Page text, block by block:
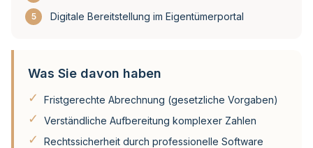
5 Digitale Bereitstellung im Eigentümerportal
Was Sie davon haben
✓
Fristgerechte Abrechnung (gesetzliche Vorgaben)
✓ Verständliche Aufbereitung komplexer Zahlen
✓ Rechtssicherheit durch professionelle Software